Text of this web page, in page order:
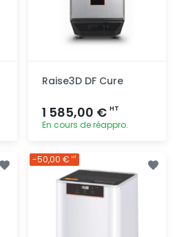
Raise3D DF Cure
1 585,00 € HT
En cours de réappro.
rapide
-50,00 € HT